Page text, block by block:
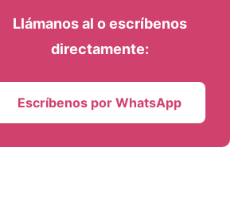
Llámanos al o escríbenos
directamente:
Escríbenos por WhatsApp